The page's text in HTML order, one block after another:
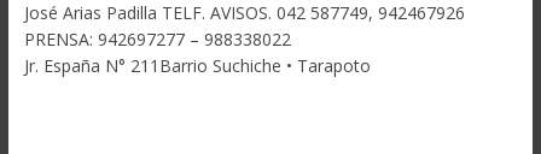
José Arias Padilla TELF. AVISOS. 042 587749, 942467926
PRENSA: 942697277 – 988338022
Jr. España N° 211Barrio Suchiche • Tarapoto